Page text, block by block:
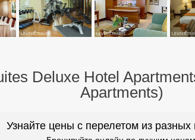
Deluxe Hotel
Apartments)
Узнайте цены с перелетом из разных